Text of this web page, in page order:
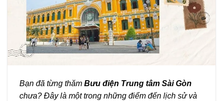
Bạn đã từng thăm Bưu điện Trung tâm Sài Gòn
chưa? Đây là một trong những điểm đến lịch sử và